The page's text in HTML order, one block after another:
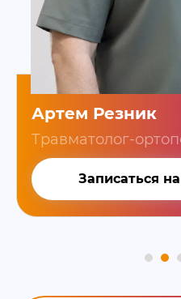
Артем Резник
Травматолог-
Записаться